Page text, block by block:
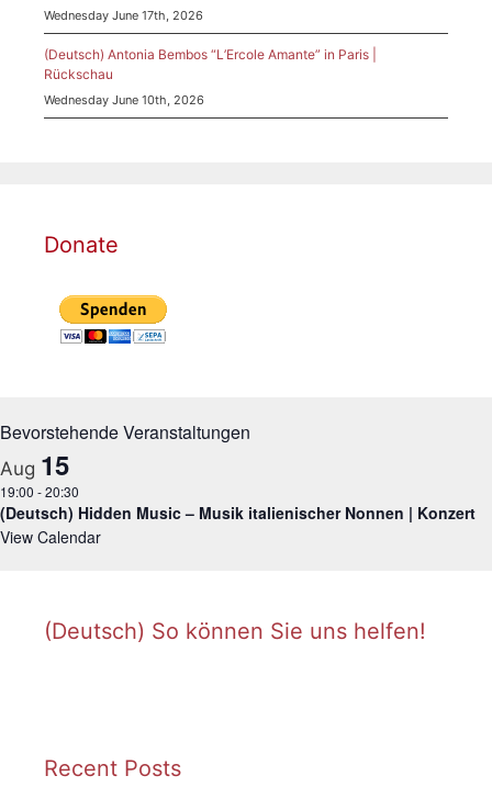
Wednesday June 17th, 2026
(Deutsch) Antonia Bembos “L’Ercole Amante” in Paris |
Rückschau
Wednesday June 10th, 2026
Donate
Bevorstehende Veranstaltungen
Aug 15
19:00 -20:30
(Deutsch) Hidden Music – Musik italienischer Nonnen | Konzert
View Calendar
(Deutsch) So können Sie uns helfen!
Recent Posts